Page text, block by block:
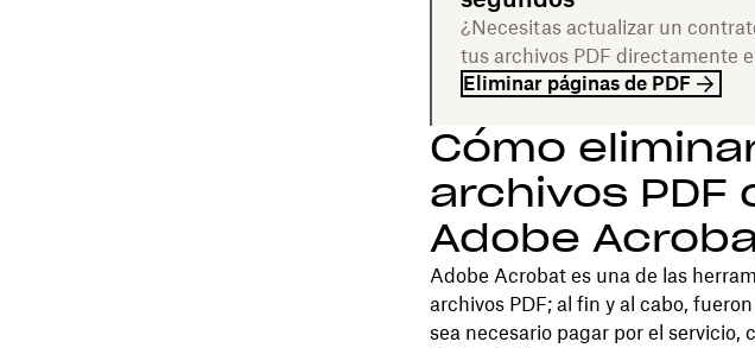
¿Necesitas actualizar un
tus archivos PDF directamente
Eliminar páginas de PDF
Cómo
archivos PDF
Adobe
Adobe Acrobat es una de las
archivos PDF; al fin y al cabo,
sea necesario pagar por el